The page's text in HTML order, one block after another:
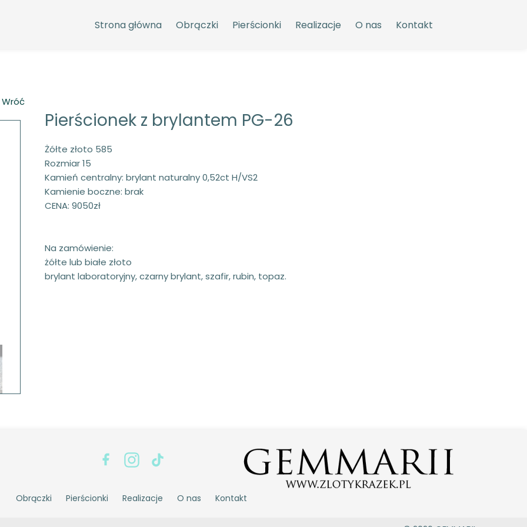
Strona główna Obrączki Pierścionki Realizacje O nas Kontakt
Wróć
Żółte złoto 585
Rozmiar 15
Kamień centralny: brylant naturalny 0,52ct H/VS2
Kamienie boczne: brak
CENA: 9050zł
Na zamówienie:
żółte lub białe złoto
brylant laboratoryjny, czarny brylant, szafir, rubin, topaz.
Pierścionek z brylantem PG-26
Obrączki Pierścionki Realizacje O nas Kontakt